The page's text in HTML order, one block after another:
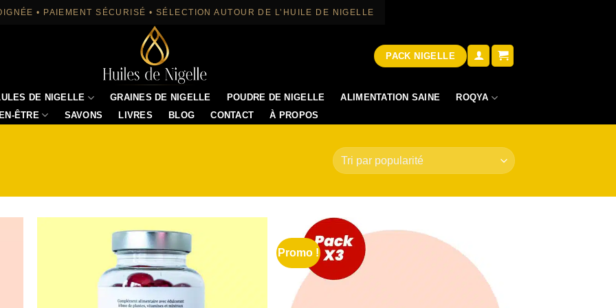
• PAIEMENT SÉCURISÉ • SÉLECTION AUTOUR DE L’HUILE DE NIGELLE
PACK NIGELLE
DE NIGELLE GRAINES DE NIGELLE POUDRE DE NIGELLE ALIMENTATION SAINE
ROQYA
ÊTRE
SAVONS LIVRES BLOG CONTACT À PROPOS
Promo !